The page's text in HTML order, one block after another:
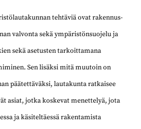
tehtäviä ovat rakennus-
valvonta sekä ympäristönsuojelu ja
sekä asetusten tarkoittamana
Sen lisäksi mitä muutoin on
päätettäväksi, lautakunta ratkaisee
asiat, jotka koskevat menettelyä, jota
ja käsiteltäessä rakentamista